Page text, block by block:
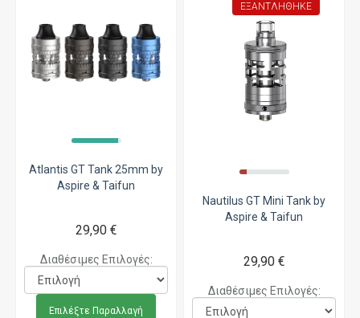
Atlantis GT Tank 25mm by
Aspire & Taifun
29,90 €
Διαθέσιμες Επιλογές:
Επιλέξτε Παραλλαγή
ΕΞΑΝΤΛΉΘΗΚΕ
Nautilus GT Mini Tank by
Aspire & Taifun
29,90 €
Διαθέσιμες Επιλογές: